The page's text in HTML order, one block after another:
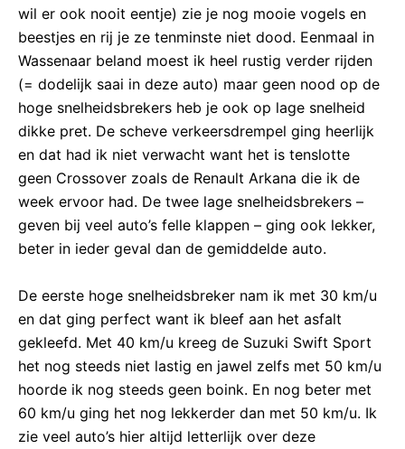
wil er ook nooit eentje) zie je nog mooie vogels en
beestjes en rij je ze tenminste niet dood. Eenmaal in
Wassenaar beland moest ik heel rustig verder rijden
(= dodelijk saai in deze auto) maar geen nood op de
hoge snelheidsbrekers heb je ook op lage snelheid
dikke pret. De scheve verkeersdrempel ging heerlijk
en dat had ik niet verwacht want het is tenslotte
geen Crossover zoals de Renault Arkana die ik de
week ervoor had. De twee lage snelheidsbrekers –
geven bij veel auto’s felle klappen – ging ook lekker,
beter in ieder geval dan de gemiddelde auto.
De eerste hoge snelheidsbreker nam ik met 30 km/u
en dat ging perfect want ik bleef aan het asfalt
gekleefd. Met 40 km/u kreeg de Suzuki Swift Sport
het nog steeds niet lastig en jawel zelfs met 50 km/u
hoorde ik nog steeds geen boink. En nog beter met
60 km/u ging het nog lekkerder dan met 50 km/u. Ik
zie veel auto’s hier altijd letterlijk over deze